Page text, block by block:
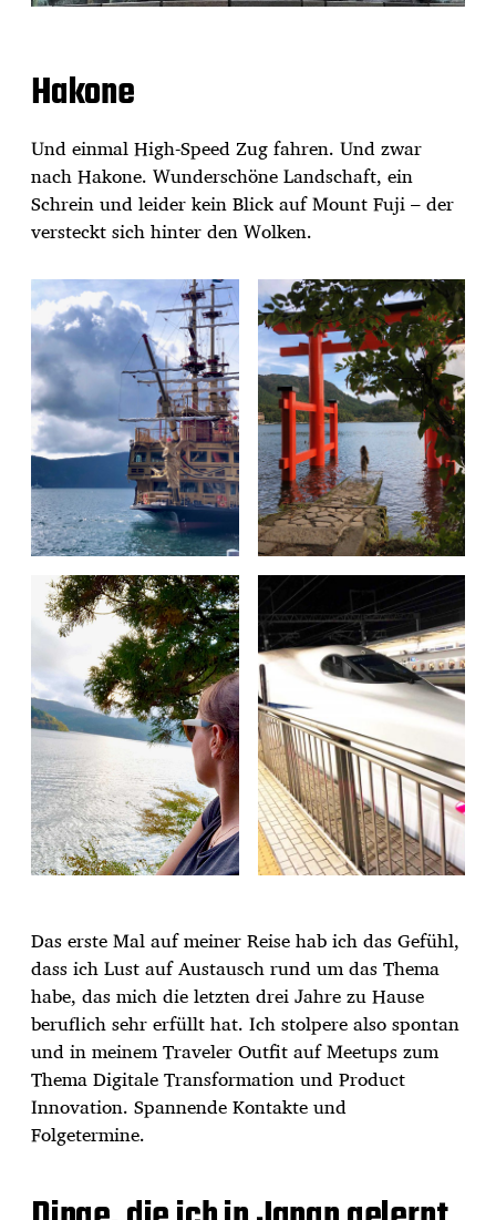
Hakone
Und einmal High-Speed Zug fahren. Und zwar
nach Hakone. Wunderschöne Landschaft, ein
Schrein und leider kein Blick auf Mount Fuji – der
versteckt sich hinter den Wolken.
Das erste Mal auf meiner Reise hab ich das Gefühl,
dass ich Lust auf Austausch rund um das Thema
habe, das mich die letzten drei Jahre zu Hause
beruflich sehr erfüllt hat. Ich stolpere also spontan
und in meinem Traveler Outfit auf Meetups zum
Thema Digitale Transformation und Product
Innovation. Spannende Kontakte und
Folgetermine.